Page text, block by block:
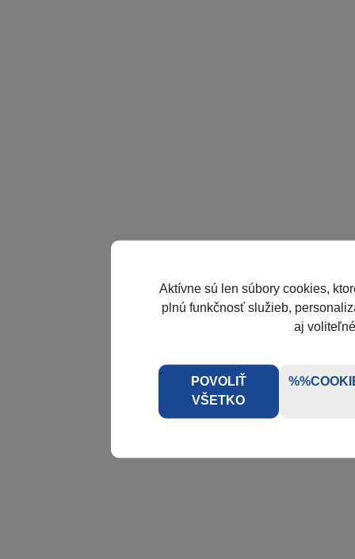
Aktívne sú len súbory cookies,
plnú funkčnosť služieb,
aj
POVOLIŤ
VŠETKO